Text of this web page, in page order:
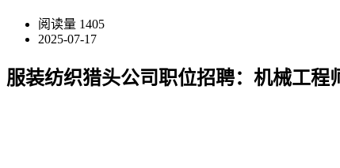
阅读量 1405
2025-07-17
服装纺织猎头公司职位招聘：机械工程